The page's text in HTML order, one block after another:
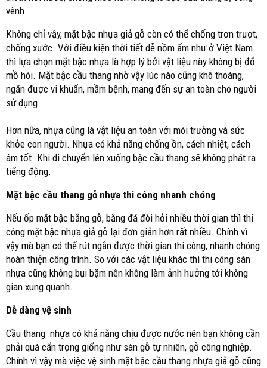
vênh.
Không chỉ vậy, mặt bậc nhựa giả gỗ còn có thể chống trơn trượt,
chống xước. Với điều kiện thời tiết dễ nồm ẩm như ở Việt Nam
thì lựa chọn mặt bậc nhựa là hợp lý bởi vật liệu này không bị đổ
mồ hôi. Mặt bậc cầu thang nhờ vậy lúc nào cũng khô thoáng,
ngăn được vi khuẩn, mầm bệnh, mang đến sự an toàn cho người
sử dụng.
Hơn nữa, nhựa cũng là vật liệu an toàn với môi trường và sức
khỏe con người. Nhựa có khả năng chống ồn, cách nhiệt, cách
âm tốt. Khi di chuyển lên xuống bậc cầu thang sẽ không phát ra
tiếng động.
Mặt bậc cầu thang gỗ nhựa thi công nhanh chóng
Nếu ốp mặt bậc bằng gỗ, bằng đá đòi hỏi nhiều thời gian thì thi
công mặt bậc nhựa giả gỗ lại đơn giản hơn rất nhiều. Chính vì
vậy mà bạn có thể rút ngắn được thời gian thi công, nhanh chóng
hoàn thiện công trình. So với các vật liệu khác thì thi công sàn
nhựa cũng không bụi bặm nên không làm ảnh hưởng tới không
gian xung quanh.
Dễ dàng vệ sinh
Cầu thang nhựa có khả năng chịu được nước nên bạn không cần
phải quá cẩn trọng giống như sàn gỗ tự nhiên, gỗ công nghiệp.
Chính vì vậy mà việc vệ sinh mặt bậc cầu thang nhựa giả gỗ cũng